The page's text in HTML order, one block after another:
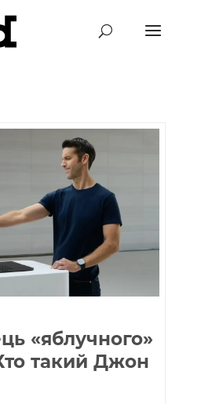
«яблучного»
такий Джон